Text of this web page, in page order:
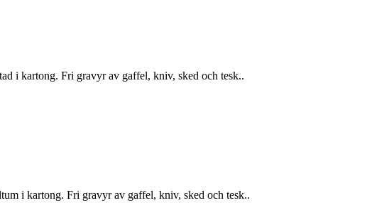
i kartong. Fri gravyr av gaffel, kniv, sked och tesk..
i kartong. Fri gravyr av gaffel, kniv, sked och tesk..